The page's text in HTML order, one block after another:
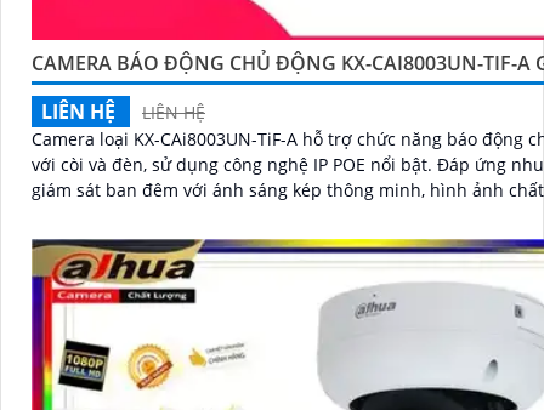
CAMERA BÁO ĐỘNG CHỦ ĐỘNG KX-CAI8003UN-TIF-A
LIÊN HỆ
LIÊN HỆ
Camera loại KX-CAi8003UN-TiF-A hỗ trợ chức năng báo động
với còi và đèn, sử dụng công nghệ IP POE nổi bật. Đáp ứng nhu cầu
giám sát ban đêm với ánh sáng kép thông minh, hình ảnh